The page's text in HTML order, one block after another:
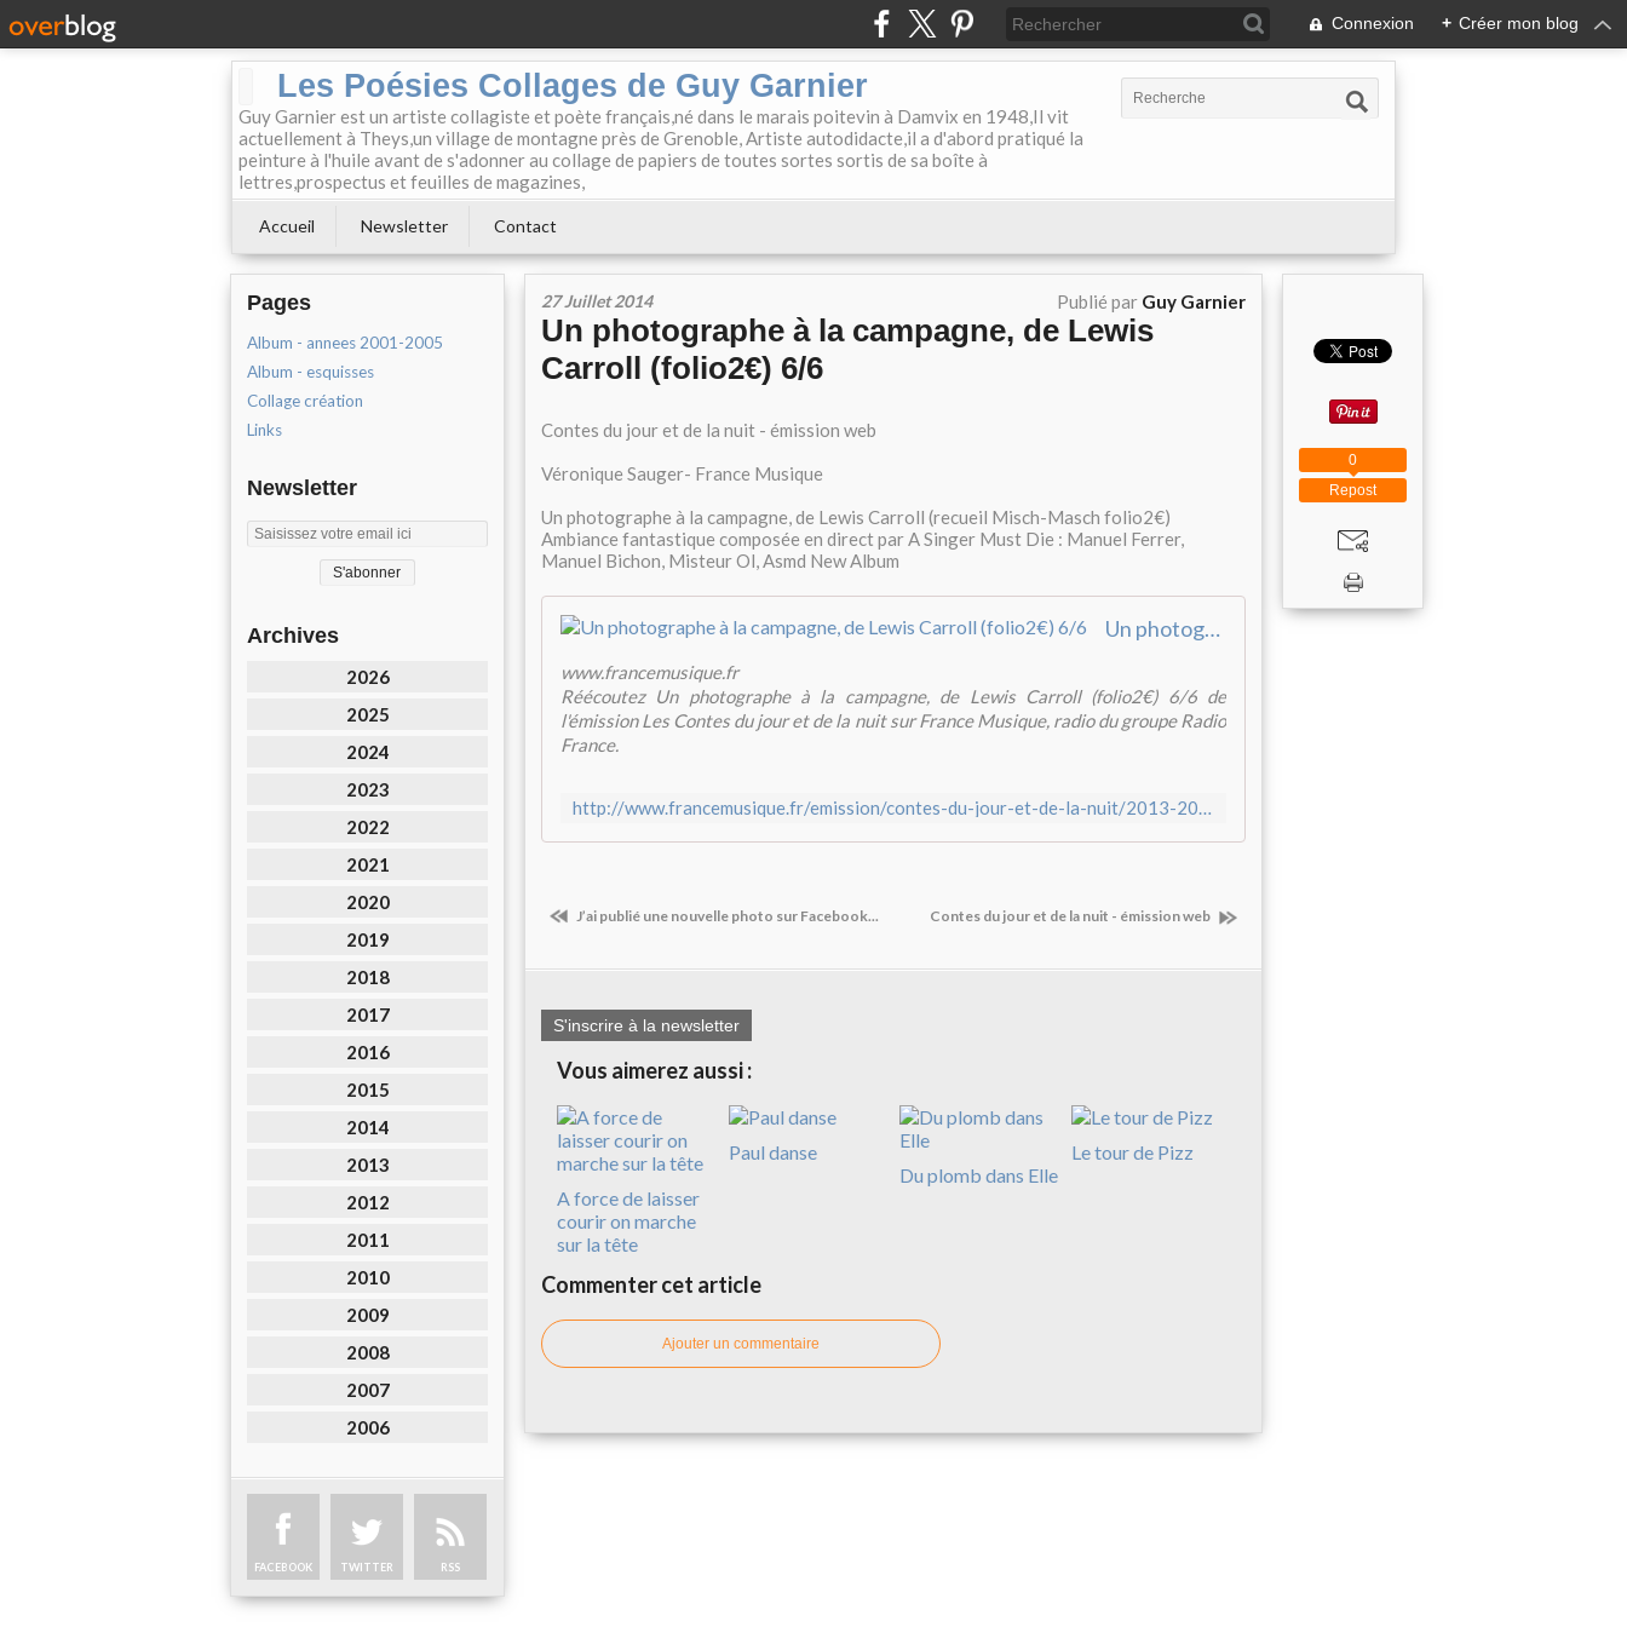
Connexion + Créer mon blog
Les Poésies Collages de Guy Garnier
Guy Garnier est un artiste collagiste et poète français,né dans le marais poitevin à Damvix en 1948,Il vit
actuellement à Theys,un village de montagne près de Grenoble, Artiste autodidacte,il a d'abord pratiqué la
peinture à l'huile avant de s'adonner au collage de papiers de toutes sortes sortis de sa boîte à
lettres,prospectus et feuilles de magazines,
Accueil Newsletter Contact
Pages
Album - annees 2001-2005
Album - esquisses
Collage création
Links
Newsletter
Archives
2026
2025
2024
2023
2022
2021
2020
2019
2018
2017
2016
2015
2014
2013
2012
2011
2010
2009
2008
2007
2006
FACEBOOK TWITTER RSS
27 Juillet 2014 Publié par Guy Garnier
Un photographe à la campagne, de Lewis
Carroll (folio2€) 6/6
Contes du jour et de la nuit - émission web
Véronique Sauger- France Musique
Un photographe à la campagne, de Lewis Carroll (recueil Misch-Masch folio2€)
Ambiance fantastique composée en direct par A Singer Must Die : Manuel Ferrer,
Manuel Bichon, Misteur Ol, Asmd New Album
Un photographe à la campagne, de Lewis Carroll (folio2€) 6/6
www.francemusique.fr
Réécoutez Un photographe à la campagne, de Lewis Carroll (folio2€) 6/6 de
l'émission Les Contes du jour et de la nuit sur France Musique, radio du groupe Radio
France.
http://www.francemusique.fr/emission/contes-du-jour-et-de-la-nuit/2013-2014/un-photographe-la-campagne-de-lewis-carroll-folio2eu-6-6-07-27-2014-00-00
J’ai publié une nouvelle photo sur Facebook... Contes du jour et de la nuit - émission web
S'inscrire à la newsletter
Vous aimerez aussi :
A force de laisser
courir on marche
sur la tête
Paul danse
Du plomb dans Elle
Le tour de Pizz
Commenter cet article
Ajouter un commentaire
Repost
0